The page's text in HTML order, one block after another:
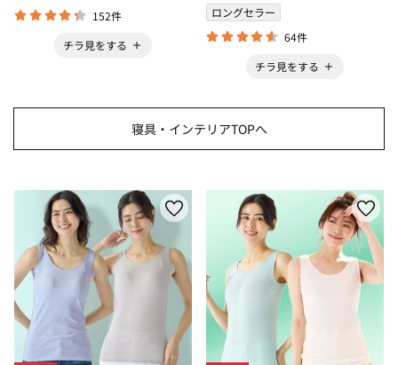
152件
チラ見をする
ロングセラー
64件
チラ見をする
寝具・インテリアTOPへ